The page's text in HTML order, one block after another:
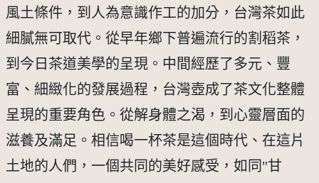
風土條件，到人為意識作工的加分，台灣茶如此
細膩無可取代。從早年鄉下普遍流行的割稻茶，
到今日茶道美學的呈現。中間經歷了多元、豐
富、細緻化的發展過程，台灣壺成了茶文化整體
呈現的重要角色。從解身體之渴，到心靈層面的
滋養及滿足。相信喝一杯茶是這個時代、在這片
土地的人們，一個共同的美好感受，如同"甘